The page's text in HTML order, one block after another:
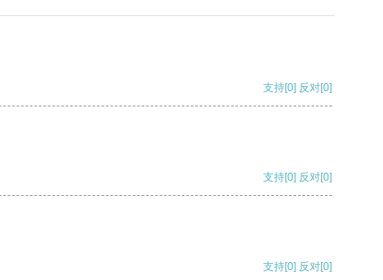
支持[0] 反对[0]
支持[0] 反对[0]
支持[0] 反对[0]